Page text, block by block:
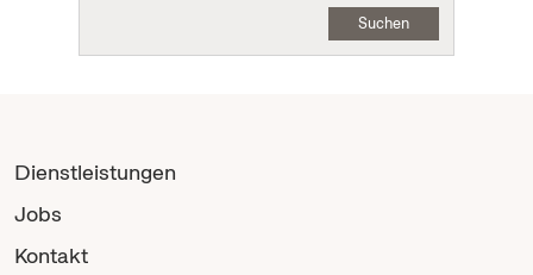
Suchen
Dienstleistungen
Jobs
Kontakt